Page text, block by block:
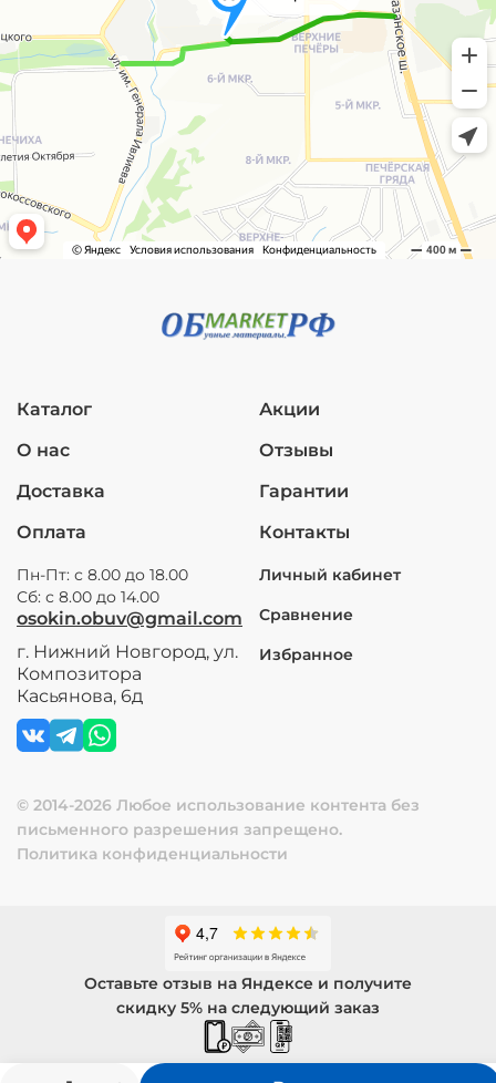
Каталог
О нас
Доставка
Оплата
Акции
Отзывы
Гарантии
Контакты
Пн-Пт: с 8.00 до 18.00
Сб: с 8.00 до 14.00
osokin.obuv@gmail.com
г. Нижний Новгород, ул.
Композитора
Касьянова, 6д
Личный кабинет
Сравнение
Избранное
© 2014-2026 Любое использование контента без
письменного разрешения запрещено.
Политика конфиденциальности
Оставьте отзыв на Яндексе и получите
скидку 5% на следующий заказ